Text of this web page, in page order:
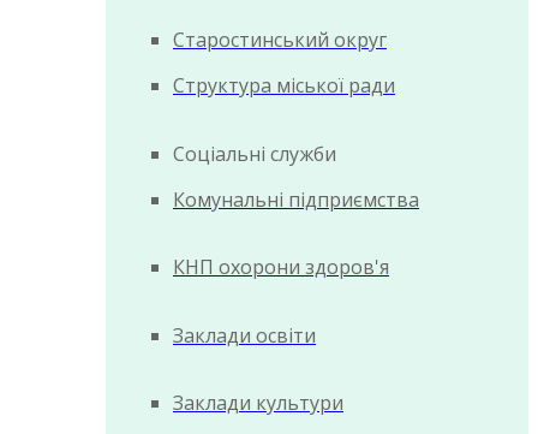
Старостинський округ
Структура міської ради
Соціальні служби
Комунальні підприємства
КНП охорони здоров'я
Заклади освіти
Заклади культури